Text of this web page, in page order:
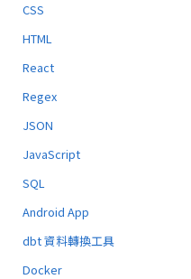
CSS
HTML
React
Regex
JSON
JavaScript
SQL
Android App
dbt 資料轉換工具
Docker